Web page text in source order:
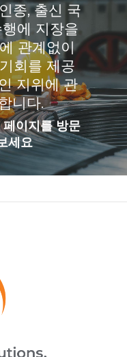
종, 출신 국
에 지장을
관계없이
회를 제공
지위에 관
니다.
페이지를 방문
세요